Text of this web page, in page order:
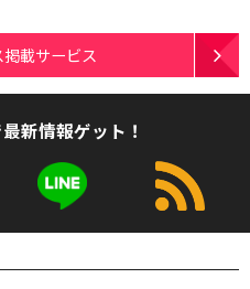
載サービス
新情報ゲット！